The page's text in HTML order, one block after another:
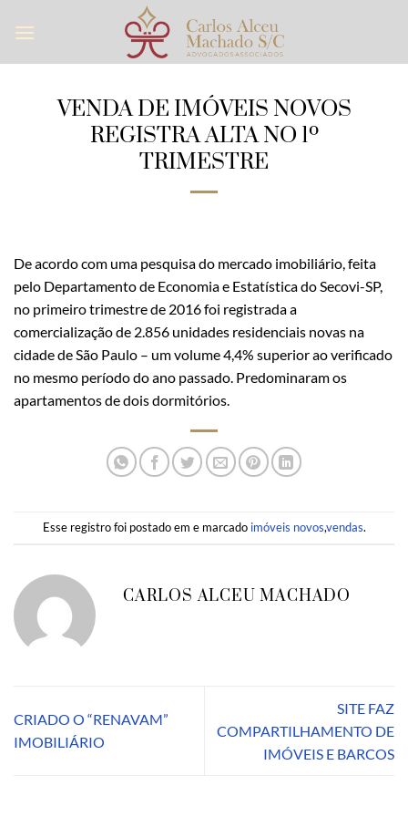
VENDA DE IMÓVEIS NOVOS
REGISTRA ALTA NO 1º
TRIMESTRE
De acordo com uma pesquisa do mercado imobiliário, feita
pelo Departamento de Economia e Estatística do Secovi-SP,
no primeiro trimestre de 2016 foi registrada a
comercialização de 2.856 unidades residenciais novas na
cidade de São Paulo – um volume 4,4% superior ao verificado
no mesmo período do ano passado. Predominaram os
apartamentos de dois dormitórios.
Esse registro foi postado em e marcado imóveis novos,vendas.
CARLOS ALCEU MACHADO
CRIADO O “RENAVAM”
IMOBILIÁRIO
SITE FAZ
COMPARTILHAMENTO DE
IMÓVEIS E BARCOS